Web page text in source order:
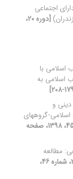
‌اجتماعی
[دوره 20،
اسلامی با
اسلامی به
و
گروههای
[دوره 20، شماره 45، 1398، صفحه
مطالعه
[دوره 20، شماره 46،